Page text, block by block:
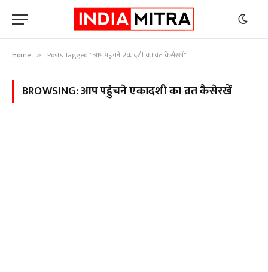
Home » Posts Tagged "आप पहुंचने एकादशी का व्रत कैसेरखें"
BROWSING:आप पहुंचने एकादशी का व्रत कैसेरखें